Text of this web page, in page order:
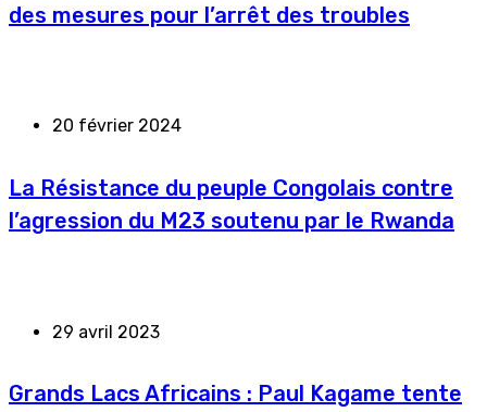
des mesures pour l’arrêt des troubles
20 février 2024
La Résistance du peuple Congolais contre
l’agression du M23 soutenu par le Rwanda
29 avril 2023
Grands Lacs Africains : Paul Kagame tente